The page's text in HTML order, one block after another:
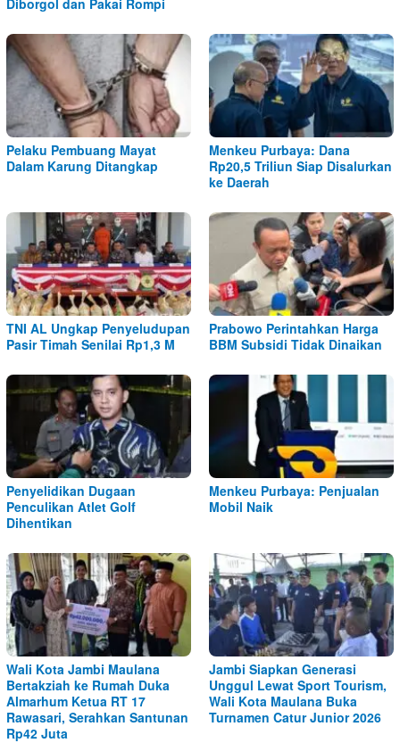
Pelaku Pembuang Mayat
Dalam Karung Ditangkap
Menkeu Purbaya: Dana
Rp20,5 Triliun Siap Disalurkan
ke Daerah
TNI AL Ungkap Penyeludupan
Pasir Timah Senilai Rp1,3 M
Prabowo Perintahkan Harga
BBM Subsidi Tidak Dinaikan
Penyelidikan Dugaan
Penculikan Atlet Golf
Dihentikan
Menkeu Purbaya: Penjualan
Mobil Naik
Wali Kota Jambi Maulana
Bertakziah ke Rumah Duka
Almarhum Ketua RT 17
Rawasari, Serahkan Santunan
Rp42 Juta
Jambi Siapkan Generasi
Unggul Lewat Sport Tourism,
Wali Kota Maulana Buka
Turnamen Catur Junior 2026